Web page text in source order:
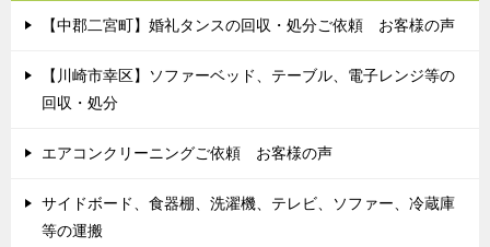
【中郡二宮町】婚礼タンスの回収・処分ご依頼 お客様の声
【川崎市幸区】ソファーベッド、テーブル、電子レンジ等の
回収・処分
エアコンクリーニングご依頼 お客様の声
サイドボード、食器棚、洗濯機、テレビ、ソファー、冷蔵庫
等の運搬